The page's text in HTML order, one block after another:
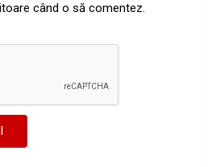
când o să comentez.